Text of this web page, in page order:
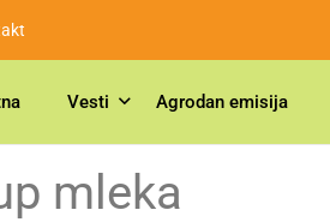
Vesti Agrodan emisija
mleka